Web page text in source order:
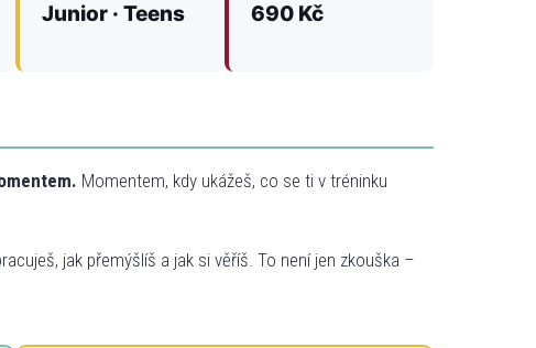
Junior · Teens 690 Kč
Momentem, kdy ukážeš, co se ti v tréninku
jak přemýšlíš a jak si věříš. To není jen zkouška –